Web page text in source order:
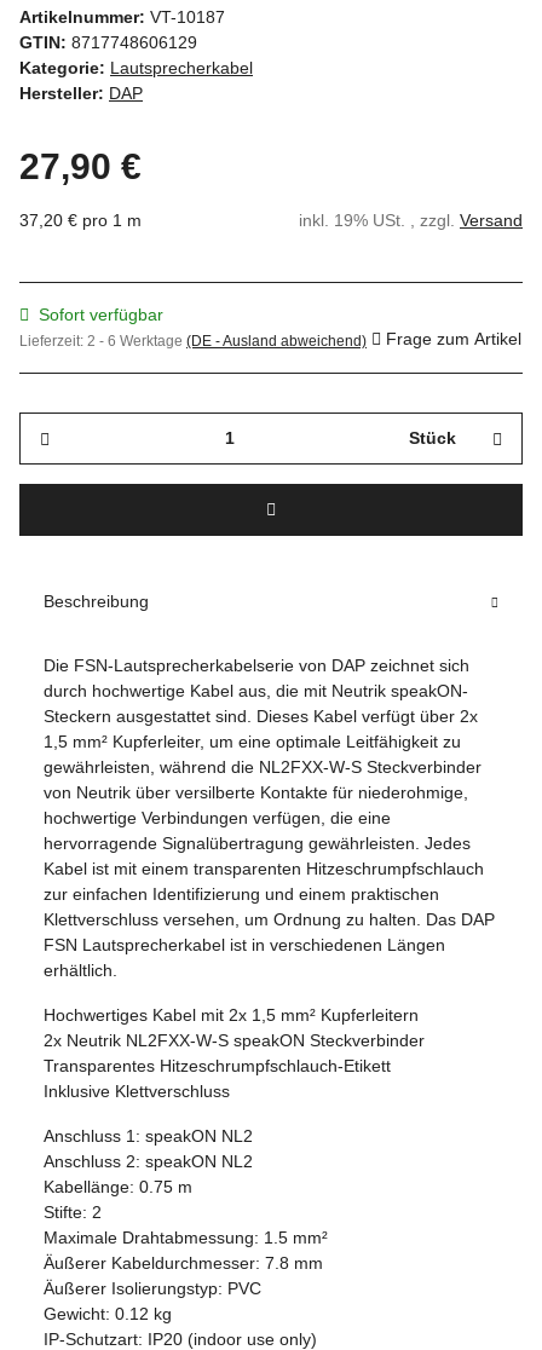
Artikelnummer: VT-10187
GTIN: 8717748606129
Kategorie: Lautsprecherkabel
Hersteller: DAP
27,90 €
37,20 € pro 1 m inkl. 19% USt. , zzgl. Versand
Sofort verfügbar
Lieferzeit: 2 - 6 Werktage (DE - Ausland abweichend) Frage zum Artikel
Stück
Beschreibung
Die FSN-Lautsprecherkabelserie von DAP zeichnet sich
durch hochwertige Kabel aus, die mit Neutrik speakON-
Steckern ausgestattet sind. Dieses Kabel verfügt über 2x
1,5 mm² Kupferleiter, um eine optimale Leitfähigkeit zu
gewährleisten, während die NL2FXX-W-S Steckverbinder
von Neutrik über versilberte Kontakte für niederohmige,
hochwertige Verbindungen verfügen, die eine
hervorragende Signalübertragung gewährleisten. Jedes
Kabel ist mit einem transparenten Hitzeschrumpfschlauch
zur einfachen Identifizierung und einem praktischen
Klettverschluss versehen, um Ordnung zu halten. Das DAP
FSN Lautsprecherkabel ist in verschiedenen Längen
erhältlich.
Hochwertiges Kabel mit 2x 1,5 mm² Kupferleitern
2x Neutrik NL2FXX-W-S speakON Steckverbinder
Transparentes Hitzeschrumpfschlauch-Etikett
Inklusive Klettverschluss
Anschluss 1: speakON NL2
Anschluss 2: speakON NL2
Kabellänge: 0.75 m
Stifte: 2
Maximale Drahtabmessung: 1.5 mm²
Äußerer Kabeldurchmesser: 7.8 mm
Äußerer Isolierungstyp: PVC
Gewicht: 0.12 kg
IP-Schutzart: IP20 (indoor use only)